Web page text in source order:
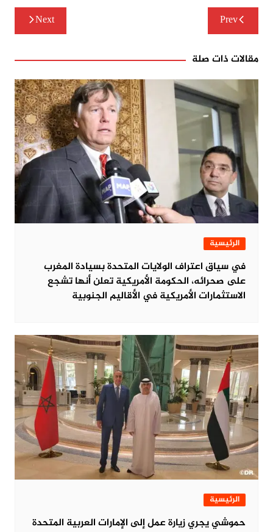
تصفّح
المقالاتPrev
Next
مقالات ذات صلة
الرئيسية
في سياق اعتراف الولايات المتحدة بسيادة المغرب
على صحرائه، الحكومة الأمريكية تعلن أنها تشجع
الاستثمارات الأمريكية في الأقاليم الجنوبية
الرئيسية
حموشي يجري زيارة عمل إلى الإمارات العربية المتحدة